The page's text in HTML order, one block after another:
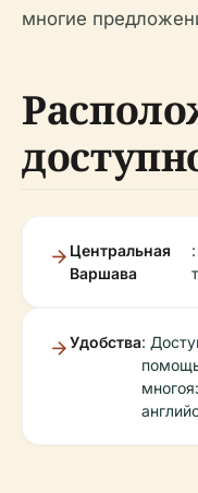
многие
Центральная
Варшава
Удобства: